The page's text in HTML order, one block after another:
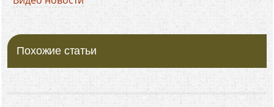
Похожие статьи